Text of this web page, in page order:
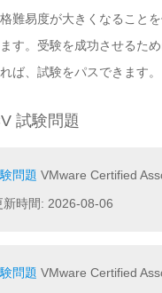
難易度が大きくなること
す。受験を成功させるた
ば、試験をパスできます。
試験問題
問題 VMware Certified
時間: 2026-08-06
問題 VMware Certified